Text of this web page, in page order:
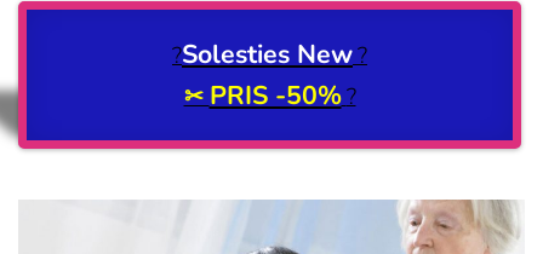
?Solesties New?
✂ PRIS -50%?